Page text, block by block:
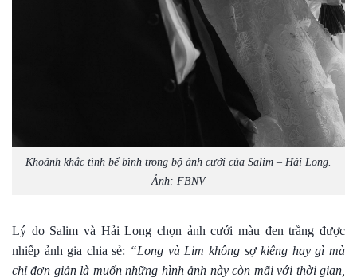
Khoảnh khắc tình bể bình trong bộ ảnh cưới của Salim – Hải Long.
Ảnh: FBNV
Lý do Salim và Hải Long chọn ảnh cưới màu đen trắng được
nhiếp ảnh gia chia sẻ: “Long và Lim không sợ kiêng hay gì mà
chỉ đơn giản là muốn những hình ảnh này còn mãi với thời gian,